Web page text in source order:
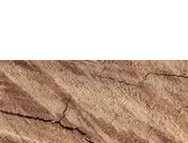
sade tasarımıyla farklı tarzlara uyum